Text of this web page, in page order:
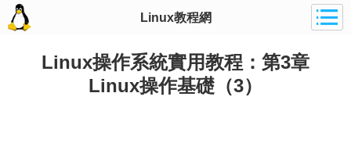
Linux教程網
Linux操作系統實用教程：第3章
Linux操作基礎（3）